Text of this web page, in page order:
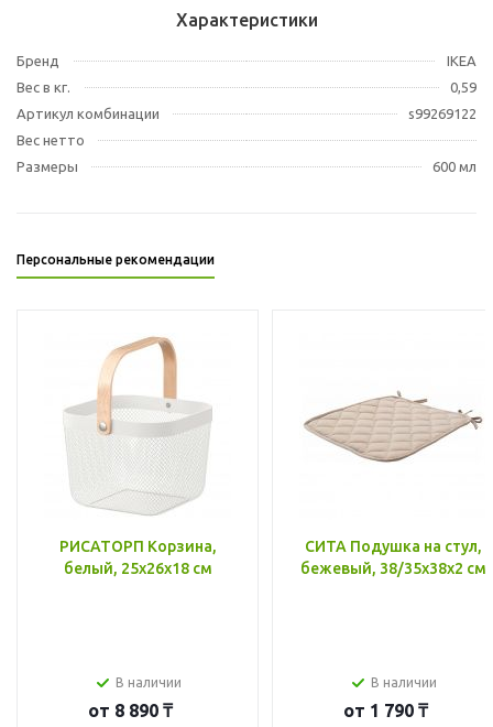
Характеристики
Бренд
IKEA
Вес в кг.
0,59
Артикул комбинации
s99269122
Вес нетто
Размеры
600 мл
Персональные рекомендации
РИСАТОРП Корзина,
белый, 25x26x18 см
В наличии
от 8 890 ₸
СИТА Подушка на стул,
бежевый, 38/35x38x2 см
В наличии
от 1 790 ₸